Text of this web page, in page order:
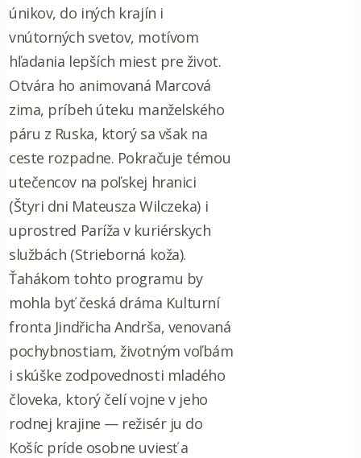
únikov, do iných krajín i
vnútorných svetov, motívom
hľadania lepších miest pre život.
Otvára ho animovaná Marcová
zima, príbeh úteku manželského
páru z Ruska, ktorý sa však na
ceste rozpadne. Pokračuje témou
utečencov na poľskej hranici
(Štyri dni Mateusza Wilczeka) i
uprostred Paríža v kuriérskych
službách (Strieborná koža).
Ťahákom tohto programu by
mohla byť česká dráma Kulturní
fronta Jindřicha Andrša, venovaná
pochybnostiam, životným voľbám
i skúške zodpovednosti mladého
človeka, ktorý čelí vojne v jeho
rodnej krajine — režisér ju do
Košíc príde osobne uviesť a